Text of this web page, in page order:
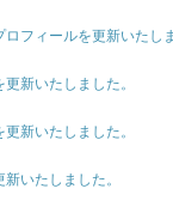
ロフィールを更新いたし
新いたしました。
新いたしました。
いたしました。